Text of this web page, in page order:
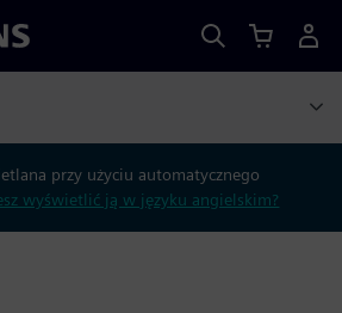
przy użyciu automatycznego
wyświetlić ją w języku angielskim?